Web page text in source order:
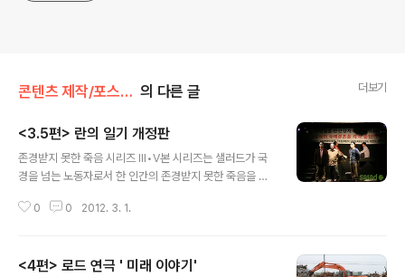
콘텐츠 제작/포스트 드라마 의 다른 글 더보기
<3.5편> 란의 일기 개정판
존경받지 못한 죽음 시리즈 Ⅲ•Ⅴ본 시리즈는 샐러드가 국
경을 넘는 노동자로서 한 인간의 존경받지 못한 죽음을 통
총 4편의 작품으로 완성될 이 시리즈는 한국인 파독광부의
일기 개정판(작/ 연출: 박경주)’는 인신매매성 국제결혼을
0 0 2012. 3. 1.
<4편> 로드 연극 ' 미래 이야기'